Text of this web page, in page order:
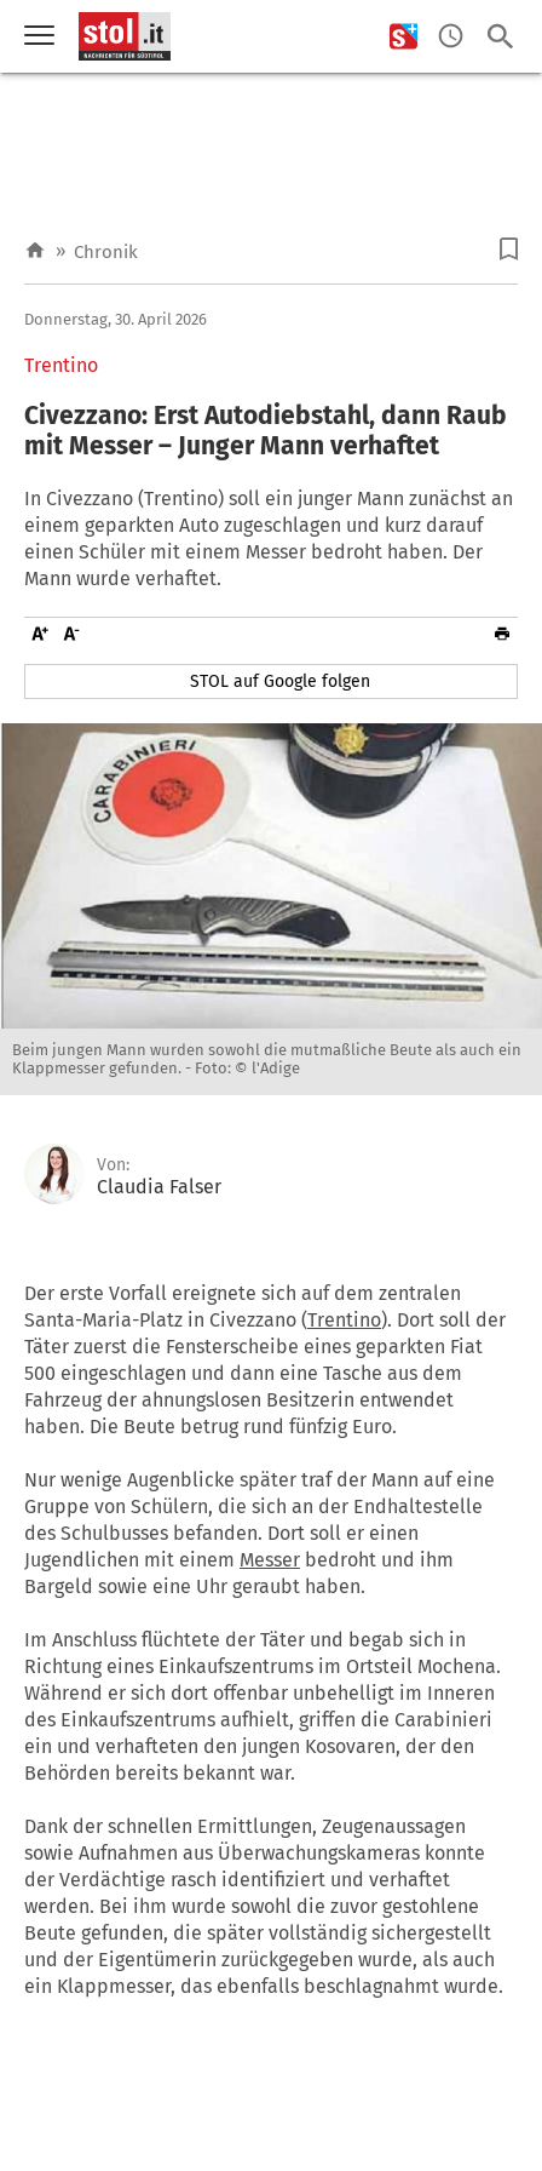
» Chronik
Trentino
Donnerstag, 30. April 2026
Civezzano: Erst Autodiebstahl, dann Raub
mit Messer – Junger Mann verhaftet
In Civezzano (Trentino) soll ein junger Mann zunächst an
einem geparkten Auto zugeschlagen und kurz darauf
einen Schüler mit einem Messer bedroht haben. Der
Mann wurde verhaftet.
STOL auf Google folgen
Beim jungen Mann wurden sowohl die mutmaßliche Beute als auch ein
Klappmesser gefunden. - Foto: © l'Adige
Von:
Claudia Falser
Der erste Vorfall ereignete sich auf dem zentralen
Santa-Maria-Platz in Civezzano (Trentino). Dort soll der
Täter zuerst die Fensterscheibe eines geparkten Fiat
500 eingeschlagen und dann eine Tasche aus dem
Fahrzeug der ahnungslosen Besitzerin entwendet
haben. Die Beute betrug rund fünfzig Euro.
Nur wenige Augenblicke später traf der Mann auf eine
Gruppe von Schülern, die sich an der Endhaltestelle
des Schulbusses befanden. Dort soll er einen
Jugendlichen mit einem Messer bedroht und ihm
Bargeld sowie eine Uhr geraubt haben.
Im Anschluss flüchtete der Täter und begab sich in
Richtung eines Einkaufszentrums im Ortsteil Mochena.
Während er sich dort offenbar unbehelligt im Inneren
des Einkaufszentrums aufhielt, griffen die Carabinieri
ein und verhafteten den jungen Kosovaren, der den
Behörden bereits bekannt war.
Dank der schnellen Ermittlungen, Zeugenaussagen
sowie Aufnahmen aus Überwachungskameras konnte
der Verdächtige rasch identifiziert und verhaftet
werden. Bei ihm wurde sowohl die zuvor gestohlene
Beute gefunden, die später vollständig sichergestellt
und der Eigentümerin zurückgegeben wurde, als auch
ein Klappmesser, das ebenfalls beschlagnahmt wurde.